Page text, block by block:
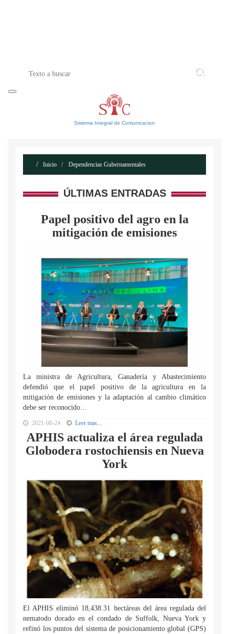
Sistema Integral de Comunicacion
Inicio Dependencias Gubernamentales
ÚLTIMAS ENTRADAS
Papel positivo del agro en la
mitigación de emisiones
La ministra de Agricultura, Ganadería y Abastecimiento
defendió que el papel positivo de la agricultura en la
mitigación de emisiones y la adaptación al cambio climático
debe ser reconocido...
2021-08-24 Leer mas...
APHIS actualiza el área regulada
Globodera rostochiensis en Nueva
York
El APHIS eliminó 18,438.31 hectáreas del área regulada del
nematodo dorado en el condado de Suffolk, Nueva York y
refinó los puntos del sistema de posicionamiento global (GPS)